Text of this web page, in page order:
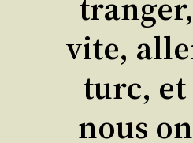
vite,
turc,
nous